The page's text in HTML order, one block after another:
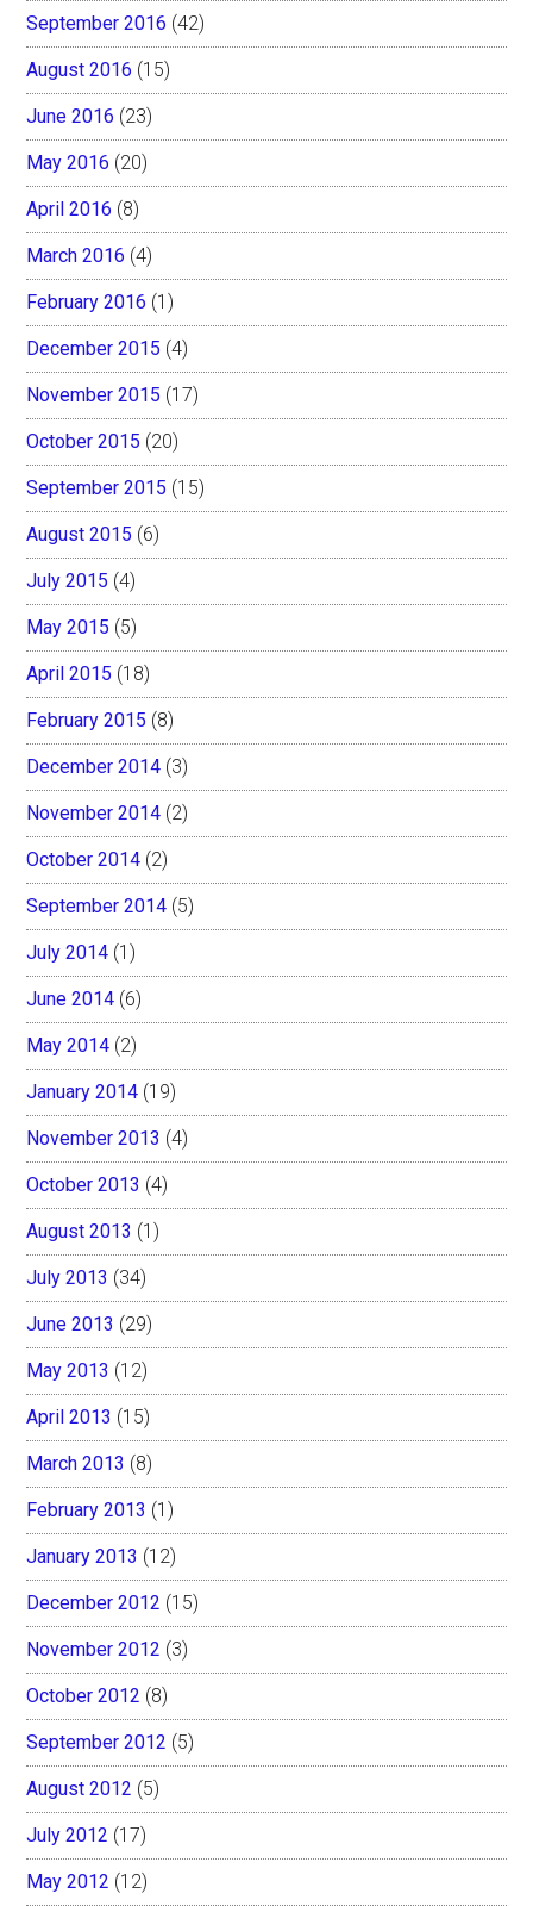
September 2016 (42)
August 2016 (15)
June 2016 (23)
May 2016 (20)
April 2016 (8)
March 2016 (4)
February 2016 (1)
December 2015 (4)
November 2015 (17)
October 2015 (20)
September 2015 (15)
August 2015 (6)
July 2015 (4)
May 2015 (5)
April 2015 (18)
February 2015 (8)
December 2014 (3)
November 2014 (2)
October 2014 (2)
September 2014 (5)
July 2014 (1)
June 2014 (6)
May 2014 (2)
January 2014 (19)
November 2013 (4)
October 2013 (4)
August 2013 (1)
July 2013 (34)
June 2013 (29)
May 2013 (12)
April 2013 (15)
March 2013 (8)
February 2013 (1)
January 2013 (12)
December 2012 (15)
November 2012 (3)
October 2012 (8)
September 2012 (5)
August 2012 (5)
July 2012 (17)
May 2012 (12)